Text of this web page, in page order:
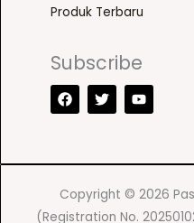
Produk Terbaru
Subscribe
F
a
c
o
T
w
i
r
Y
o
u
e
Copyright © 2026
(Registration No.